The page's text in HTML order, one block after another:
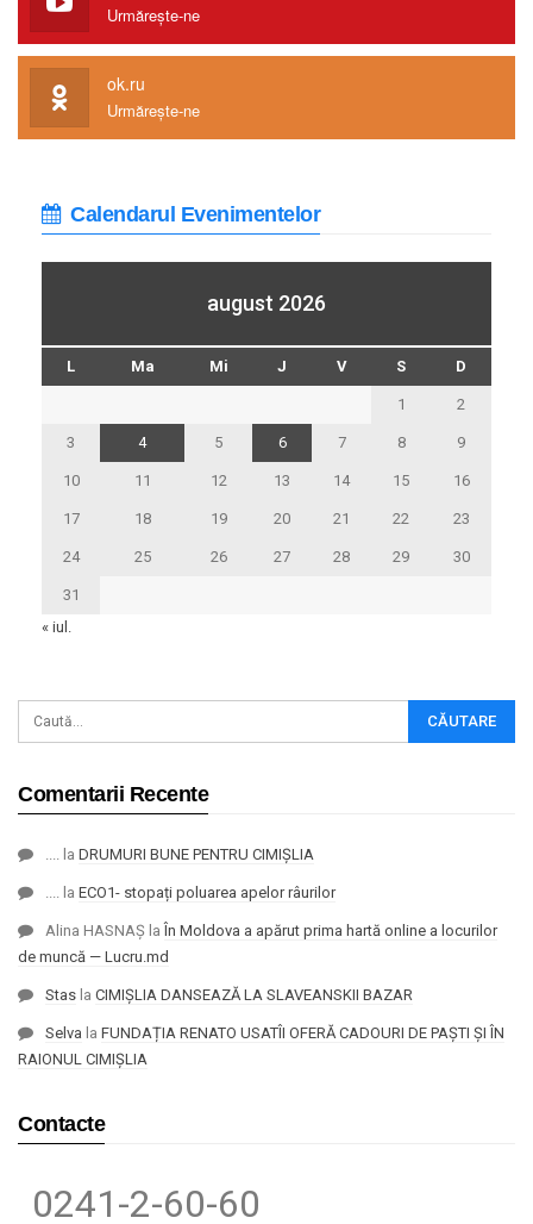
Urmărește-ne
ok.ru
Urmărește-ne
Calendarul Evenimentelor
august 2026
L Ma Mi J V S D
1 2
3 4 5 6 7 8 9
10 11 12 13 14 15 16
17 18 19 20 21 22 23
24 25 26 27 28 29 30
31
« iul.
Comentarii Recente
.... la DRUMURI BUNE PENTRU CIMIȘLIA
.... la ECO1- stopați poluarea apelor râurilor
Alina HASNAȘ la În Moldova a apărut prima hartă online a locurilor
de muncă — Lucru.md
Stas la CIMIȘLIA DANSEAZĂ LA SLAVEANSKII BAZAR
Selva la FUNDAȚIA RENATO USATÎI OFERĂ CADOURI DE PAȘTI ȘI ÎN
RAIONUL CIMIȘLIA
Contacte
0241-2-60-60